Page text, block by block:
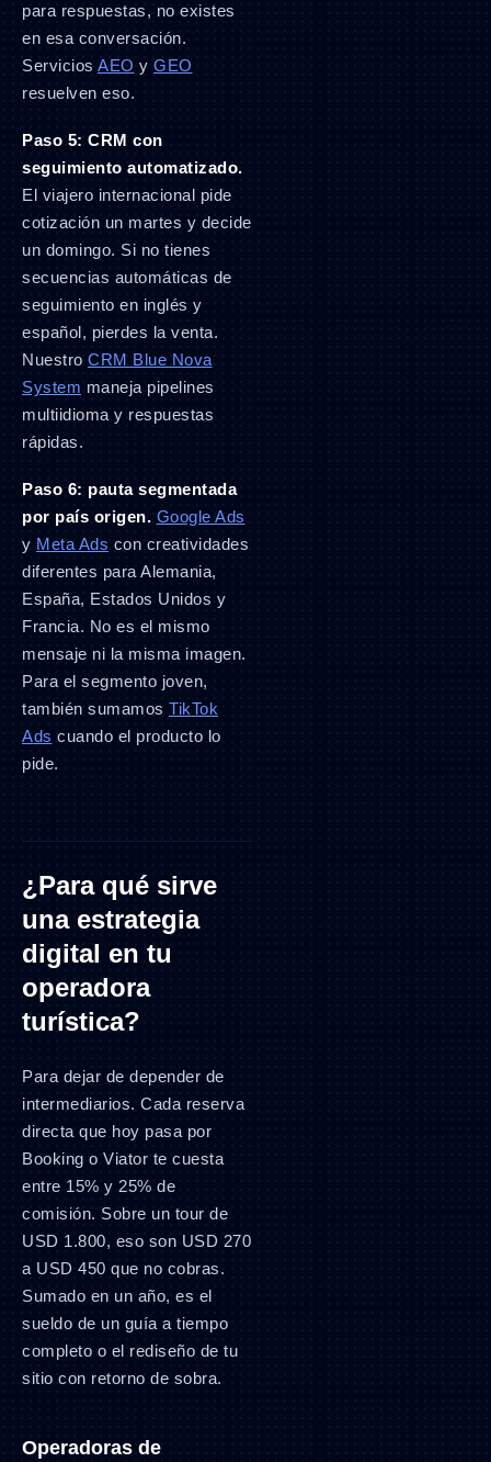
para respuestas, no existes
en esa conversación.
Servicios AEO y GEO
resuelven eso.
Paso 5: CRM con
seguimiento automatizado.
El viajero internacional pide
cotización un martes y decide
un domingo. Si no tienes
secuencias automáticas de
seguimiento en inglés y
español, pierdes la venta.
Nuestro CRM Blue Nova
System maneja pipelines
multiidioma y respuestas
rápidas.
Paso 6: pauta segmentada
por país origen. Google Ads
y Meta Ads con creatividades
diferentes para Alemania,
España, Estados Unidos y
Francia. No es el mismo
mensaje ni la misma imagen.
Para el segmento joven,
también sumamos TikTok
Ads cuando el producto lo
pide.
¿Para qué sirve
una estrategia
digital en tu
operadora
turística?
Para dejar de depender de
intermediarios. Cada reserva
directa que hoy pasa por
Booking o Viator te cuesta
entre 15% y 25% de
comisión. Sobre un tour de
USD 1.800, eso son USD 270
a USD 450 que no cobras.
Sumado en un año, es el
sueldo de un guía a tiempo
completo o el rediseño de tu
sitio con retorno de sobra.
Operadoras de